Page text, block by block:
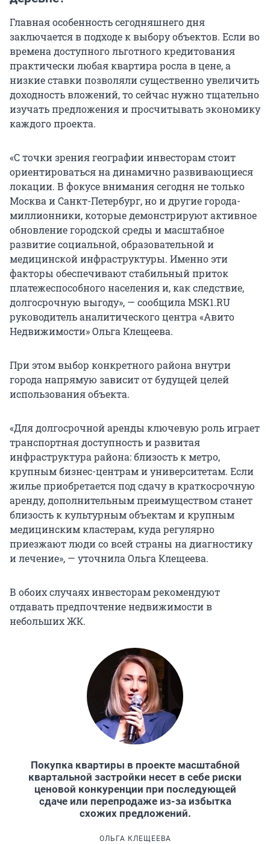
Главная особенность сегодняшнего дня
заключается в подходе к выбору объектов. Если во
времена доступного льготного кредитования
практически любая квартира росла в цене, а
низкие ставки позволяли существенно увеличить
доходность вложений, то сейчас нужно тщательно
изучать предложения и просчитывать экономику
каждого проекта.
«С точки зрения географии инвесторам стоит
ориентироваться на динамично развивающиеся
локации. В фокусе внимания сегодня не только
Москва и Санкт-Петербург, но и другие города-
миллионники, которые демонстрируют активное
обновление городской среды и масштабное
развитие социальной, образовательной и
медицинской инфраструктуры. Именно эти
факторы обеспечивают стабильный приток
платежеспособного населения и, как следствие,
долгосрочную выгоду», — сообщила MSK1.RU
руководитель аналитического центра «Авито
Недвижимости» Ольга Клещеева.
При этом выбор конкретного района внутри
города напрямую зависит от будущей целей
использования объекта.
«Для долгосрочной аренды ключевую роль играет
транспортная доступность и развитая
инфраструктура района: близость к метро,
крупным бизнес-центрам и университетам. Если
жилье приобретается под сдачу в краткосрочную
аренду, дополнительным преимуществом станет
близость к культурным объектам и крупным
медицинским кластерам, куда регулярно
приезжают люди со всей страны на диагностику
и лечение», — уточнила Ольга Клещеева.
В обоих случаях инвесторам рекомендуют
отдавать предпочтение недвижимости в
небольших ЖК.
Покупка квартиры в проекте масштабной
квартальной застройки несет в себе риски
ценовой конкуренции при последующей
сдаче или перепродаже из-за избытка
схожих предложений.
ОЛЬГА КЛЕЩЕЕВА